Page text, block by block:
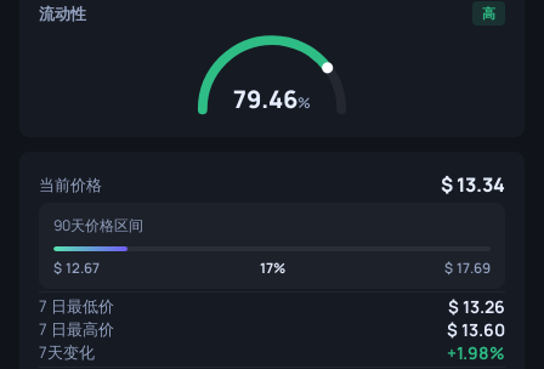
流动性 高
79.46%
当前价格 13.34
90天价格区间
12.67 17% 17.69
7 日最低价 13.26
7 日最高价 13.60
7天变化 +1.98%